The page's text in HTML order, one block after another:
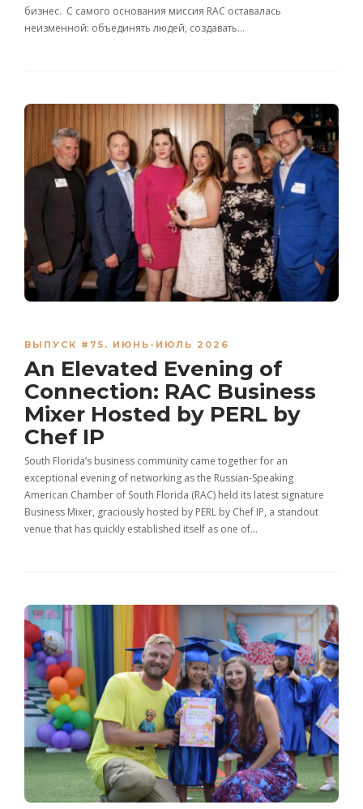
бизнес. С самого основания миссия RAC оставалась
неизменной: объединять людей, создавать…
ВЫПУСК #75. ИЮНЬ-ИЮЛЬ 2026
An Elevated Evening of
Connection: RAC Business
Mixer Hosted by PERL by
Chef IP
South Florida’s business community came together for an
exceptional evening of networking as the Russian-Speaking
American Chamber of South Florida (RAC) held its latest signature
Business Mixer, graciously hosted by PERL by Chef IP, a standout
venue that has quickly established itself as one of…